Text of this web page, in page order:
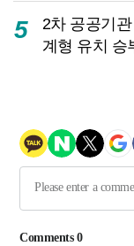
5
2차 공공기
계형 유치 승